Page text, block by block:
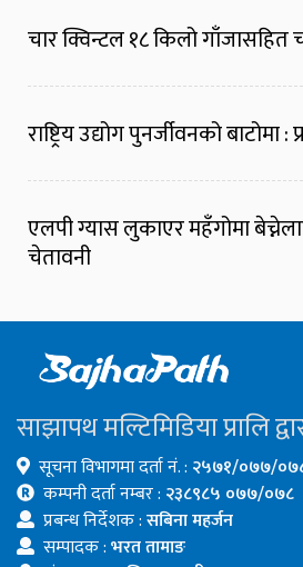
चार क्विन्टल १८ किलो गाँजासहित
राष्ट्रिय उद्योग पुनर्जीवनको बाटोमा :
एलपी ग्यास लुकाएर महँगोमा
चेतावनी
साझापथ मल्टिमिडिया प्रालि
सूचना विभागमा दर्ता नं. : २५७१/०७७/
कम्पनी दर्ता नम्बर : २३८९८५ ०७७/०७८
प्रबन्ध निर्देशक :सबिना महर्जन
सम्पादक :भरत तामाङ